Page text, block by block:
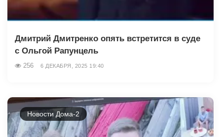
Дмитрий Дмитренко опять встретится в суде
с Ольгой Рапунцель
256 6 ДЕКАБРЯ, 2025 19:40
Новости Дома-2